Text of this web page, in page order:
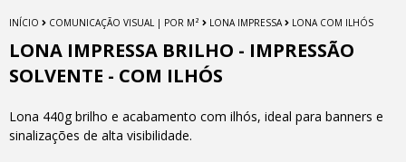
INÍCIO COMUNICAÇÃO VISUAL | POR M² LONA IMPRESSA LONA COM ILHÓS
LONA IMPRESSA BRILHO - IMPRESSÃO
SOLVENTE - COM ILHÓS
Lona 440g brilho e acabamento com ilhós, ideal para banners e
sinalizações de alta visibilidade.